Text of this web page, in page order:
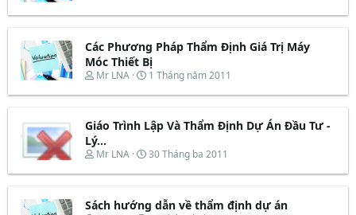
a
t
e
r
ầ
e
d
s
t
a
r
e
r
y
ắ
t
đ
ầ
u
Các Phương Pháp Thẩm Định Giá Trị Máy
Móc Thiết Bị
T
r
a
d
s
a
t
Mr LNA
N
à
b
t
ầ
1 Tháng năm 2011
Giáo Trình Lập Và Thẩm Định Dự Án Đầu Tư -
Lý...
T
r
a
Mr LNA
N
à
b
30 Tháng ba 2011
Sách hướng dẫn về thẩm định dự án